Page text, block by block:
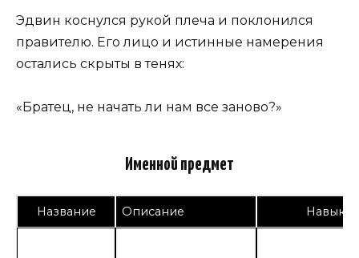
Эдвин коснулся рукой плеча и поклонился
правителю. Его лицо и истинные намерения
остались скрыты в тенях:
«Братец, не начать ли нам все заново?»
Именной предмет
Название Описание Навык